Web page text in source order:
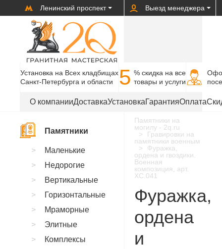
Ленинский проспект Выезд менеджера
Установка на Всех кладбищах
Санкт-Петербурга и области
5 % cкидка на все
товары и услуги
О компанииДоставкаУстановкаГарантияОплата
Памятники на
могилу - 2q.ru
Гравировки на
памятники военным
Фуражка,
ордена и гвоздики.
Военная
композиция, арт.
XC.041
Фуражка,
ордена
и
Памятники
Маленькие
Недорогие
Вертикальные
Горизонтальные
Мраморные
Элитные
Комплексы